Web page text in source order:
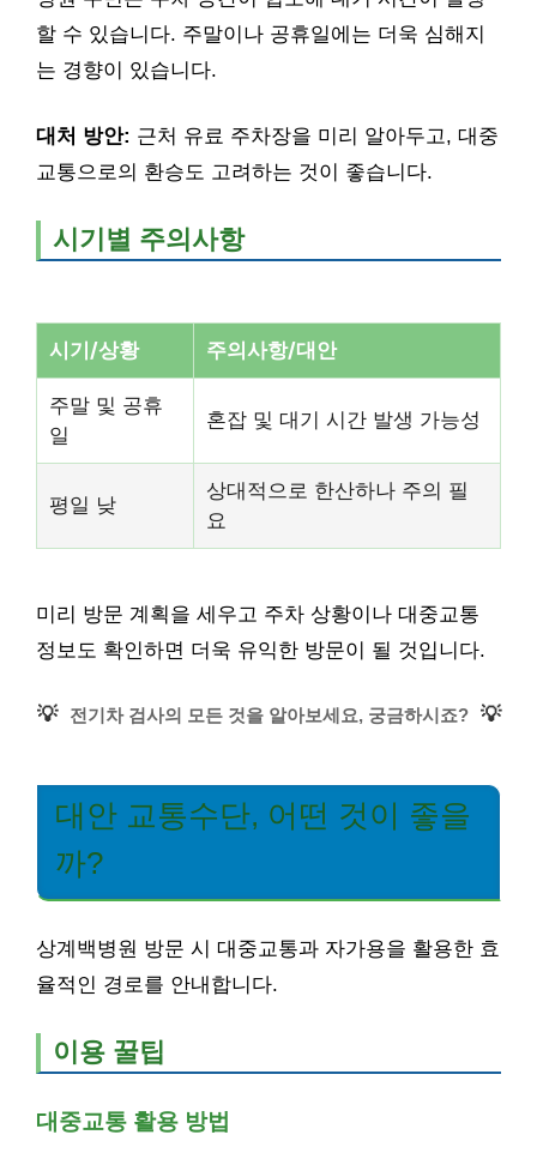
할 수 있습니다. 주말이나 공휴일에는 더욱 심해지
는 경향이 있습니다.
대처 방안: 근처 유료 주차장을 미리 알아두고, 대중
교통으로의 환승도 고려하는 것이 좋습니다.
시기별 주의사항
시기/상황 주의사항/대안
주말 및 공휴
일
혼잡 및 대기 시간 발생 가능성
평일 낮
상대적으로 한산하나 주의 필
요
미리 방문 계획을 세우고 주차 상황이나 대중교통
정보도 확인하면 더욱 유익한 방문이 될 것입니다.
💡 전기차 검사의 모든 것을 알아보세요, 궁금하시죠? 💡
대안 교통수단, 어떤 것이 좋을
까?
상계백병원 방문 시 대중교통과 자가용을 활용한 효
율적인 경로를 안내합니다.
이용 꿀팁
대중교통 활용 방법